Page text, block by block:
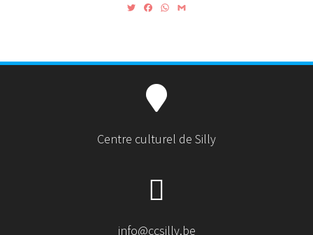
e
o
k
W
A
Centre culturel de Silly
info@ccsilly.be